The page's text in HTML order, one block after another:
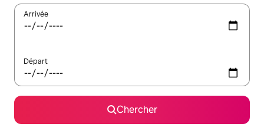
Arrivée
Départ
Chercher